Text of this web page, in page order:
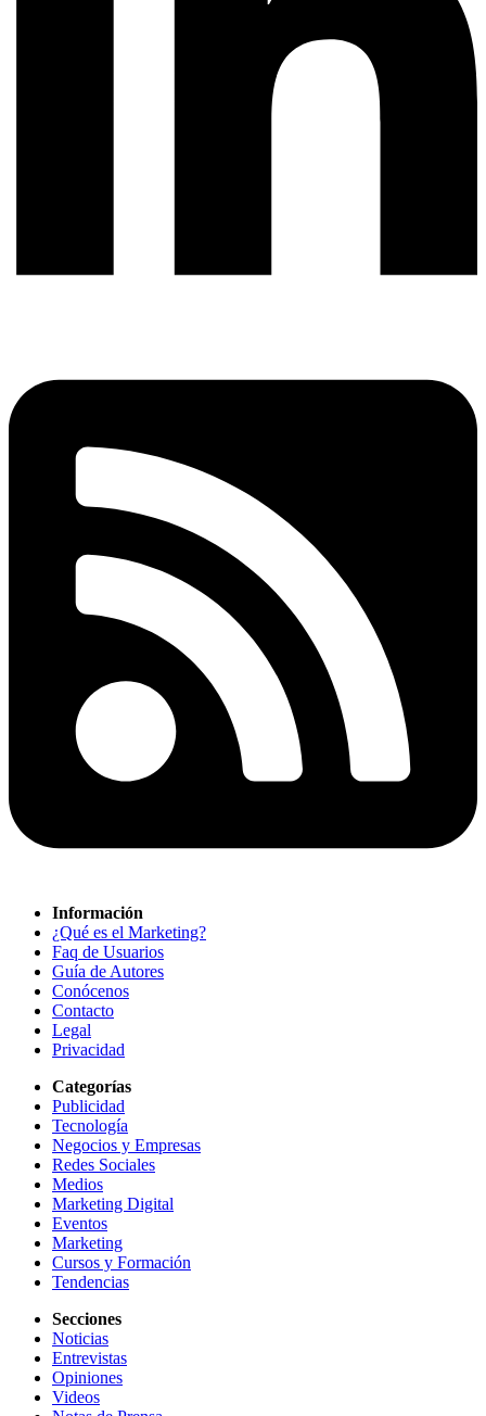
Información
¿Qué es el Marketing?
Faq de Usuarios
Guía de Autores
Conócenos
Contacto
Legal
Privacidad
Categorías
Publicidad
Tecnología
Negocios y Empresas
Redes Sociales
Medios
Marketing Digital
Eventos
Marketing
Cursos y Formación
Tendencias
Secciones
Noticias
Entrevistas
Opiniones
Videos